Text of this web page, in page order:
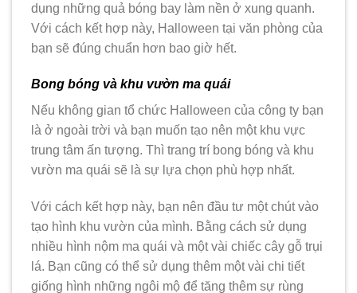
dụng những quả bóng bay làm nền ở xung quanh.
Với cách kết hợp này, Halloween tại văn phòng của
bạn sẽ đúng chuẩn hơn bao giờ hết.
Bong bóng và khu vườn ma quái
Nếu không gian tổ chức Halloween của công ty bạn
là ở ngoài trời và bạn muốn tạo nên một khu vực
trung tâm ấn tượng. Thì trang trí bong bóng và khu
vườn ma quái sẽ là sự lựa chọn phù hợp nhất.
Với cách kết hợp này, bạn nên đầu tư một chút vào
tạo hình khu vườn của mình. Bằng cách sử dụng
nhiều hình nộm ma quái và một vài chiếc cây gỗ trụi
lá. Bạn cũng có thể sử dụng thêm một vài chi tiết
giống hình những ngôi mộ để tăng thêm sự rùng